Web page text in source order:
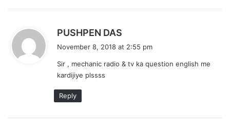
PUSHPEN DAS
s
November 8, 2018 at 2:55 pm
Sir , mechanic radio & tv ka question english me
kardijiye plssss
Reply